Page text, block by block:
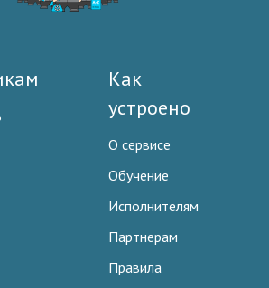
Как
устроено
О сервисе
Обучение
Исполнителям
Партнерам
Правила